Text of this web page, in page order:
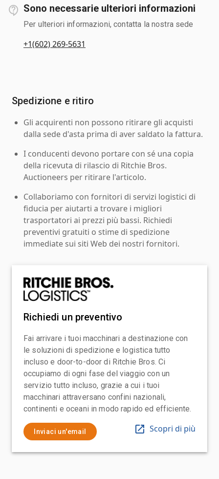
Sono necessarie ulteriori informazioni
Per ulteriori informazioni, contatta la nostra sede
+1(602) 269-5631
Spedizione e ritiro
Gli acquirenti non possono ritirare gli acquisti
dalla sede d'asta prima di aver saldato la fattura.
I conducenti devono portare con sé una copia
della ricevuta di rilascio di Ritchie Bros.
Auctioneers per ritirare l'articolo.
Collaboriamo con fornitori di servizi logistici di
fiducia per aiutarti a trovare i migliori
trasportatori ai prezzi più bassi. Richiedi
preventivi gratuiti o stime di spedizione
immediate sui siti Web dei nostri fornitori.
Richiedi un preventivo
Fai arrivare i tuoi macchinari a destinazione con
le soluzioni di spedizione e logistica tutto
incluso e door-to-door di Ritchie Bros. Ci
occupiamo di ogni fase del viaggio con un
servizio tutto incluso, grazie a cui i tuoi
macchinari attraversano confini nazionali,
continenti e oceani in modo rapido ed efficiente.
Inviaci un'email Scopri di più